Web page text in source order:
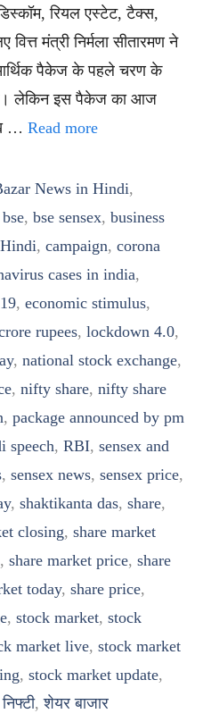
रियल एस्टेट, टैक्स,
मंत्री निर्मला सीतारमण ने
पैकेज के पहले चरण के
लेकिन इस पैकेज का आज
… Read more
News in Hindi,
bse, bse sensex, business
, campaign, corona
cases in india,
, economic stimulus,
rupees, lockdown 4.0,
, national stock exchange,
, nifty share, nifty share
, package announced by pm
speech, RBI, sensex and
, sensex news, sensex price,
, shaktikanta das, share,
closing, share market
, share market price, share
today, share price,
, stock market, stock
market live, stock market
, stock market update,
निफ्टी,शेयर बाजार